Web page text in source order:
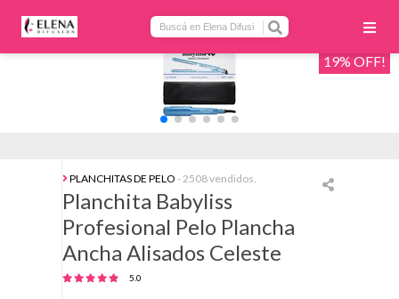
19% OFF!
PLANCHITAS DE PELO - 2508 vendidos.
Planchita Babyliss
Profesional Pelo Plancha
Ancha Alisados Celeste
5.0